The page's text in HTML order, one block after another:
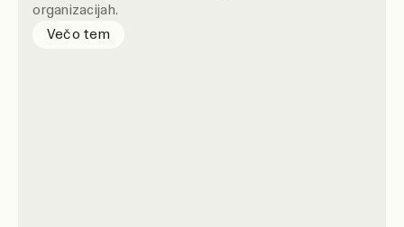
organizacijah.
Več o tem